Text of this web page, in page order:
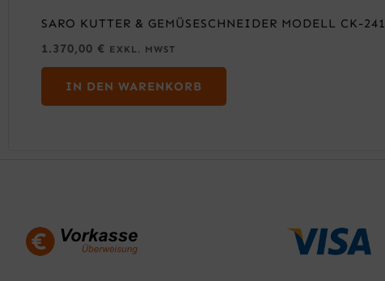
SARO KUTTER & GEMÜSESCHNEIDER MODELL CK-241
1.370,00 € EXKL. MWST
IN DEN WARENKORB